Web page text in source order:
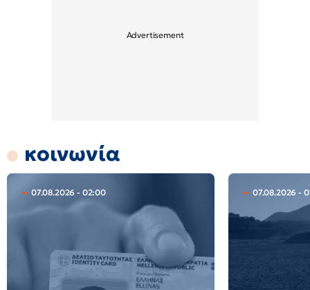
κοινωνία
07.08.2026 - 02:00 07.08.2026 -